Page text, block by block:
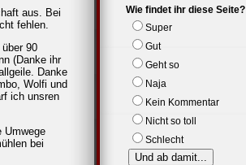
aus. Bei
fehlen.
90
(Danke ihr
Danke
Wolfi und
ich unsren
Umwege
bei
Wie findet ihr diese Seite?
Super
Gut
Geht so
Naja
Kein Kommentar
Nicht so toll
Schlecht